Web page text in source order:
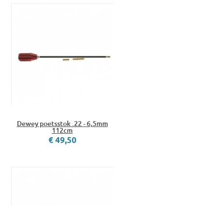
Dewey poetsstok .22 - 6,5mm
112cm
€ 49,50